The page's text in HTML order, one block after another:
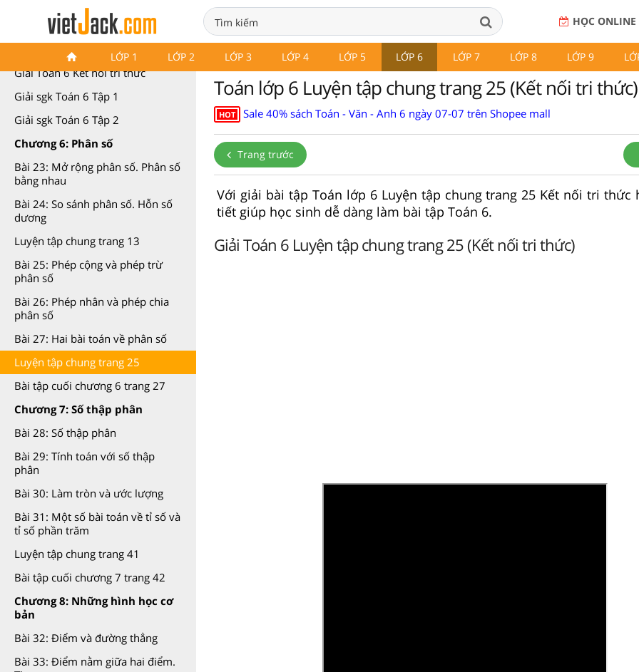
HỌC ONLINE
LỚP 1 LỚP 2 LỚP 3 LỚP 4 LỚP 5 LỚP 6 LỚP 7 LỚP 8 LỚP 9
Toán 6 Kết nối tri thức
Giải Toán 6 Kết nối tri thức
Giải sgk Toán 6 Tập 1
Giải sgk Toán 6 Tập 2
Chương 6: Phân số
Bài 23: Mở rộng phân số. Phân số
bằng nhau
Bài 24: So sánh phân số. Hỗn số
dương
Luyện tập chung trang 13
Bài 25: Phép cộng và phép trừ
phân số
Bài 26: Phép nhân và phép chia
phân số
Bài 27: Hai bài toán về phân số
Luyện tập chung trang 25
Bài tập cuối chương 6 trang 27
Chương 7: Số thập phân
Bài 28: Số thập phân
Bài 29: Tính toán với số thập
phân
Bài 30: Làm tròn và ước lượng
Bài 31: Một số bài toán về tỉ số và
tỉ số phần trăm
Luyện tập chung trang 41
Bài tập cuối chương 7 trang 42
Chương 8: Những hình học cơ
bản
Bài 32: Điểm và đường thẳng
Bài 33: Điểm nằm giữa hai điểm.
Toán lớp 6 Luyện tập chung trang 25 (Kết nối tri thức)
HOT Sale 40% sách Toán - Văn - Anh 6 ngày 07-07 trên Shopee mall
Trang trước
Với giải bài tập Toán lớp 6 Luyện tập chung trang 25 Kết nối tri thức
tiết giúp học sinh dễ dàng làm bài tập Toán 6.
Giải Toán 6 Luyện tập chung trang 25 (Kết nối tri thức)